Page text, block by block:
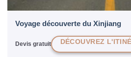
Voyage découverte du Xinjiang
Devis gratuit DÉCOUVREZ